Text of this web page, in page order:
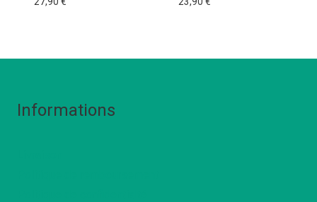
Informations